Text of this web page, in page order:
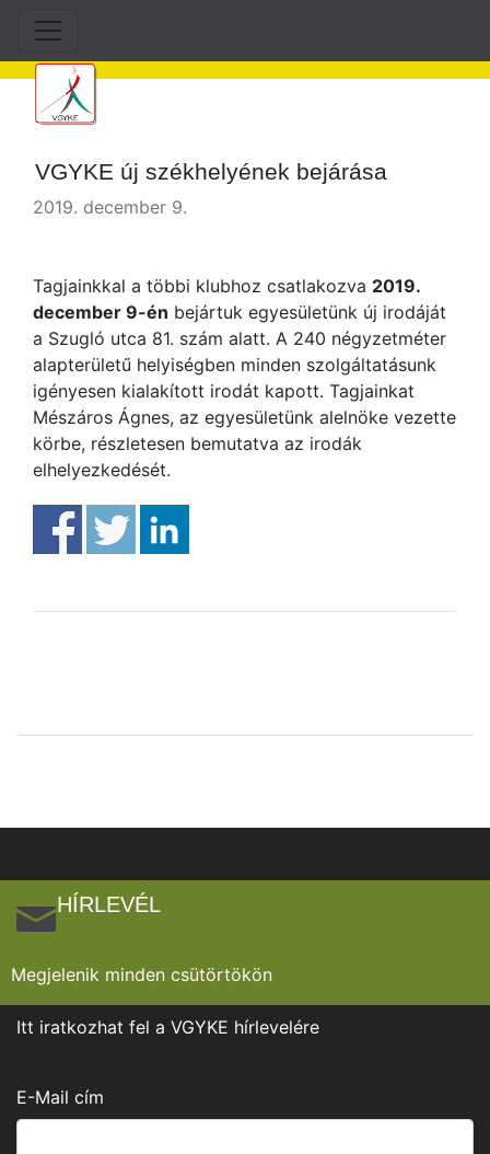
VGYKE új székhelyének bejárása
2019. december 9.
Tagjainkkal a többi klubhoz csatlakozva 2019.
december 9-én bejártuk egyesületünk új irodáját
a Szugló utca 81. szám alatt. A 240 négyzetméter
alapterületű helyiségben minden szolgáltatásunk
igényesen kialakított irodát kapott. Tagjainkat
Mészáros Ágnes, az egyesületünk alelnöke vezette
körbe, részletesen bemutatva az irodák
elhelyezkedését.
HÍRLEVÉL
Megjelenik minden csütörtökön
Itt iratkozhat fel a VGYKE hírlevelére
E-Mail cím